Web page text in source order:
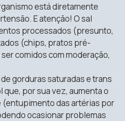
está diretamente
E atenção! O sal
processados (presunto,
(chips, pratos pré-
comidos com moderação,
gorduras saturadas e trans
por sua vez, aumenta o
das artérias por
ocasionar problemas